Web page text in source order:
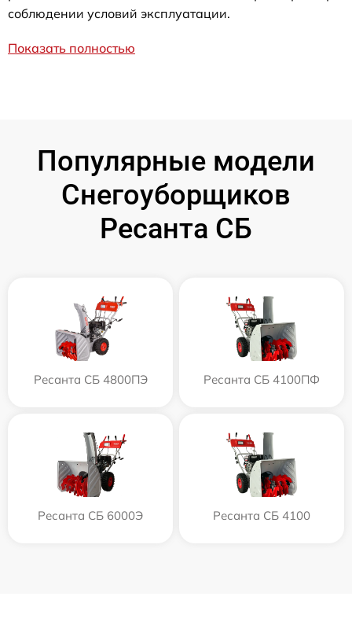
соблюдении условий эксплуатации.
Показать полностью
Популярные модели
Снегоуборщиков
Ресанта СБ
Ресанта СБ 4800ПЭ Ресанта СБ 4100ПФ
Ресанта СБ 6000Э Ресанта СБ 4100